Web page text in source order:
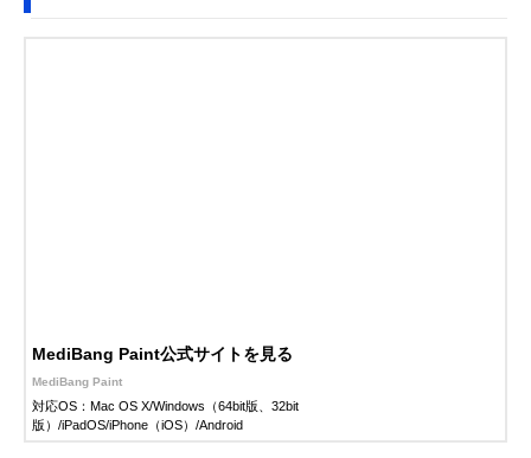
MediBang Paint公式サイトを見る
MediBang Paint
対応OS：Mac OS X/Windows（64bit版、32bit
版）/iPadOS/iPhone（iOS）/Android